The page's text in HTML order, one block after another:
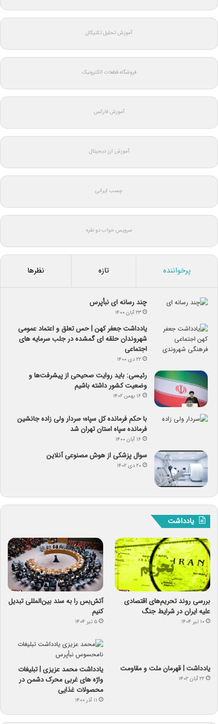
آموزش تحلیل تکنیکال
فروشگاه قطعات الکترونیک
آموزش فارکس
آموزش ارز دیجیتال
چسب ایرانی
سرویس خواب دو نفره
پرخواننده تازه نظرها
چند رسانه ای نبأپرس
۲۳ آبان ۱۴۰۰
یادداشت جعفر کهن | حس تعلق و اعتماد عمومی
شهروندان حلقه ای گمشده در جلب سرمایه های
اجتماعی
۲۲ دی ۱۴۰۰
رئیسی: باید روایت صحیحی از پیشرفت‌ها و
وضعیت کشور داشته باشیم
۱۶ بهمن ۱۴۰۲
با حکم فرمانده کل سپاه؛ سردار ولی زاده جانشین
فرمانده سپاه استان تهران شد
۱۶ آبان ۱۴۰۰
سوال پزشکی از هوش مصنوعی آنلاین
۲۰ دی ۱۴۰۲
یادداشت
بررسی روند تحریم‌های اقتصادی
علیه ایران در شرایط جنگ
۱۰ تیر ۱۴۰۴
آتش‌بس را به سند بین‌المللی تبدیل
کنیم
۵ تیر ۱۴۰۴
یادداشت | قهرمان ملت و مقاومت
۲۲ آبان ۱۴۰۲
یادداشت محمد عزیزی | تبلیغات
واژه های غربی محرک دشمن در
محصولات غذایی
۱۱ آذر ۱۴۰۰